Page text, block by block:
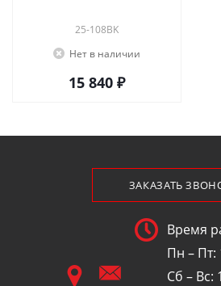
25-108BK
Нет в наличии
15 840 ₽
ЗАКАЗАТЬ
Время
Пн – Пт:
Сб – Вс: